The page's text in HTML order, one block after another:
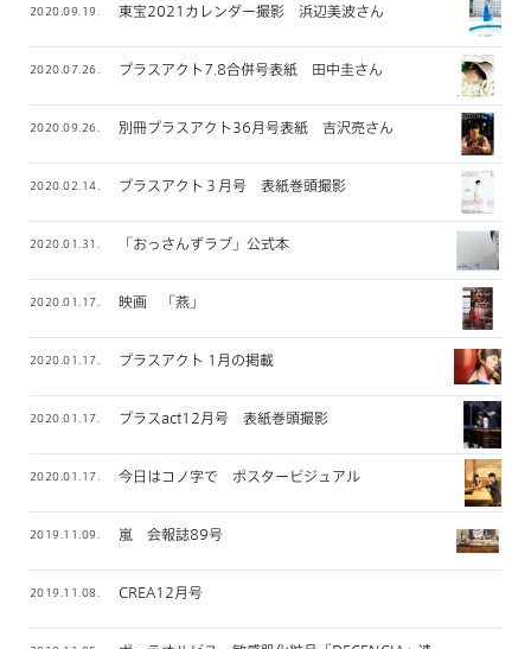
2020.09.19. 東宝2021カレンダー撮影 浜辺美波さん
2020.07.26. プラスアクト7.8合併号表紙 田中圭さん
2020.09.26. 別冊プラスアクト36月号表紙 吉沢亮さん
2020.02.14. プラスアクト３月号 表紙巻頭撮影
2020.01.31. 「おっさんずラブ」公式本
2020.01.17. 映画 「燕」
2020.01.17. プラスアクト 1月の掲載
2020.01.17. プラスact12月号 表紙巻頭撮影
2020.01.17. 今日はコノ字で ポスタービジュアル
2019.11.09. 嵐 会報誌89号
2019.11.08. CREA12月号